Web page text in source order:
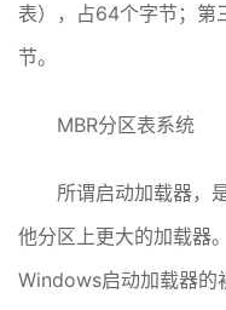
表），占64个字节；
节。
MBR分区表系统
所谓启动加载器，
他分区上更大的加载器
Windows启动加载器的